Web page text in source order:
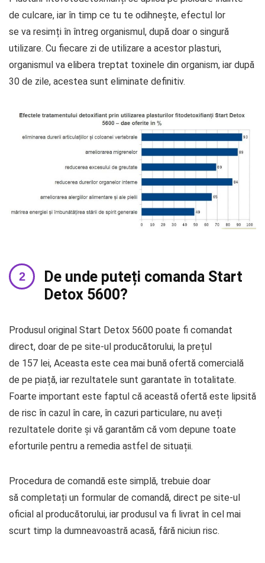
de culcare, iar în timp ce tu te odihnește, efectul lor
se va resimți în întreg organismul, după doar o singură
utilizare. Cu fiecare zi de utilizare a acestor plasturi,
organismul va elibera treptat toxinele din organism, iar după
30 de zile, acestea sunt eliminate definitiv.
De unde puteți comanda Start
Detox 5600?
Produsul original Start Detox 5600 poate fi comandat
direct, doar de pe site-ul producătorului, la prețul
de 157 lei, Aceasta este cea mai bună ofertă comercială
de pe piață, iar rezultatele sunt garantate în totalitate.
Foarte important este faptul că această ofertă este lipsită
de risc în cazul în care, în cazuri particulare, nu aveți
rezultatele dorite și vă garantăm că vom depune toate
eforturile pentru a remedia astfel de situații.
Procedura de comandă este simplă, trebuie doar
să completați un formular de comandă, direct pe site-ul
oficial al producătorului, iar produsul va fi livrat în cel mai
scurt timp la dumneavoastră acasă, fără niciun risc.